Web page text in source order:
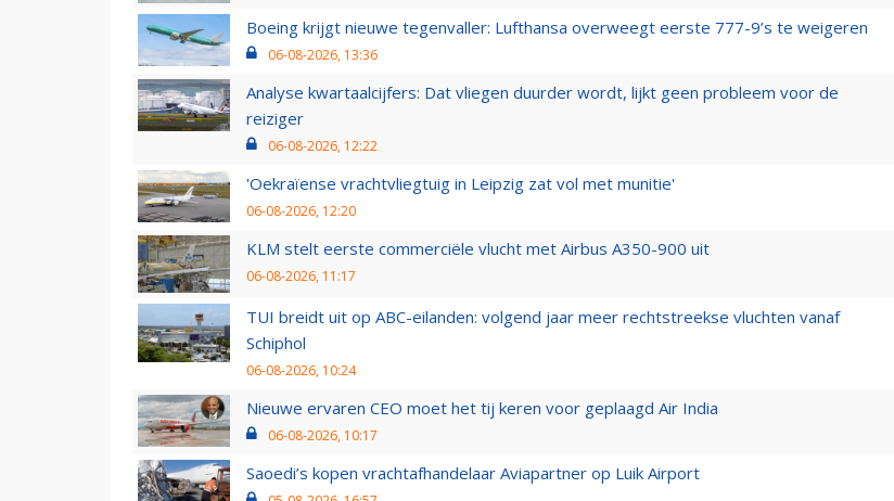
Boeing krijgt nieuwe tegenvaller: Lufthansa overweegt eerste 777-9’s te weigeren
06-08-2026, 13:36
Analyse kwartaalcijfers: Dat vliegen duurder wordt, lijkt geen probleem voor de
reiziger
06-08-2026, 12:22
'Oekraïense vrachtvliegtuig in Leipzig zat vol met munitie'
06-08-2026, 12:20
KLM stelt eerste commerciële vlucht met Airbus A350-900 uit
06-08-2026, 11:17
TUI breidt uit op ABC-eilanden: volgend jaar meer rechtstreekse vluchten vanaf
Schiphol
06-08-2026, 10:24
Nieuwe ervaren CEO moet het tij keren voor geplaagd Air India
06-08-2026, 10:17
Saoedi’s kopen vrachtafhandelaar Aviapartner op Luik Airport